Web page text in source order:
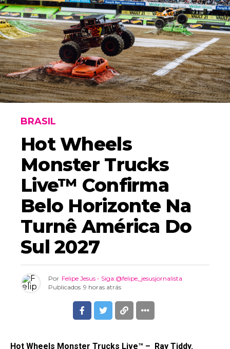
BRASIL
Hot Wheels
Monster Trucks
Live™ Confirma
Belo Horizonte Na
Turnê América Do
Sul 2027
Por Felipe Jesus - Siga:@felipe_jesusjornalista
Publicados 9 horas atrás
Hot Wheels Monster Trucks Live™ – Ray Tiddy.